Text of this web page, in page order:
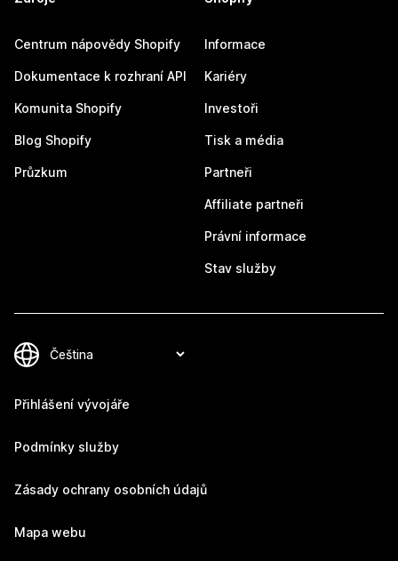
Centrum nápovědy Shopify
Dokumentace k rozhraní API
Komunita Shopify
Blog Shopify
Průzkum
Informace
Kariéry
Investoři
Tisk a média
Partneři
Affiliate partneři
Právní informace
Stav služby
Přihlášení vývojáře
Podmínky služby
Zásady ochrany osobních údajů
Mapa webu